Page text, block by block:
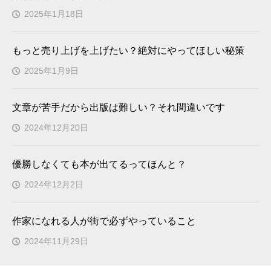
2025年1月18日
もっと売り上げを上げたい？絶対にやってほしい秘策
2025年1月9日
文章が苦手だから出版は難しい？それ間違いです
2024年12月20日
優勝しなくても本が出てるってほんと？
2024年12月2日
作家になれる人が街で必ずやっていること
2024年11月29日